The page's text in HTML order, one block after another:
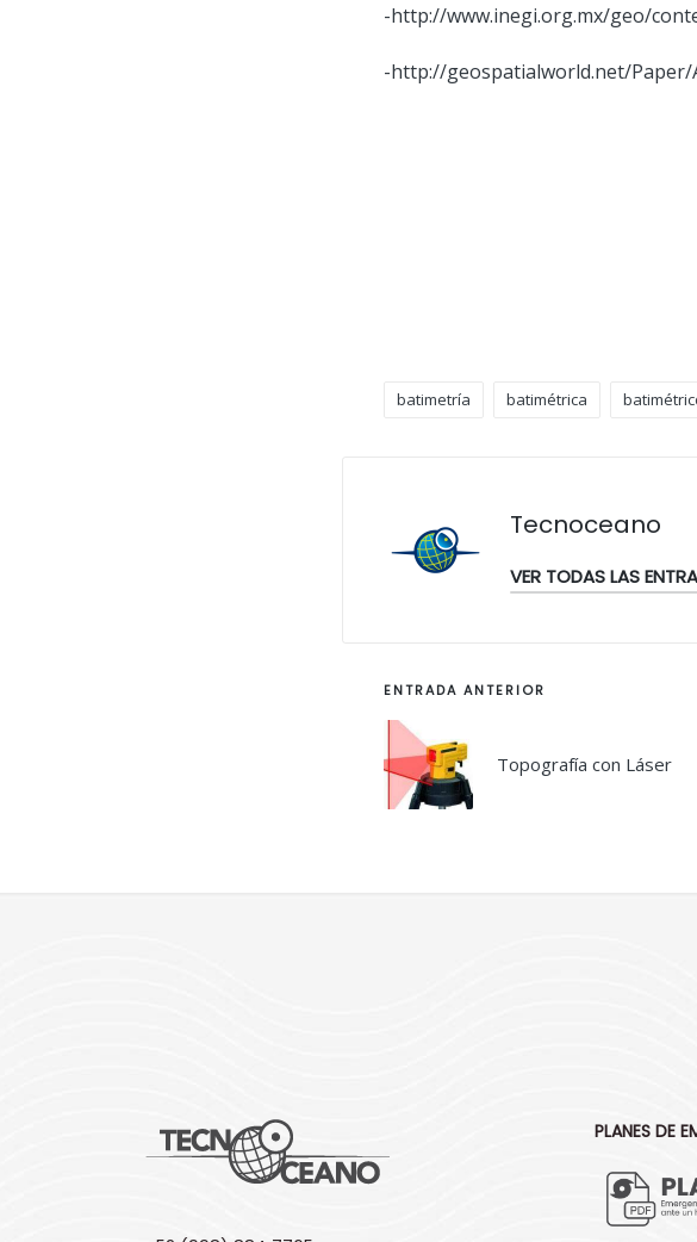
-http://www.inegi.org.mx/geo/
-http://geospatialworld.net/Paper/
Etiquetas:
batimetría batimétrica
Tecnoceano
VER TODAS LAS
Navegación
de
entradas
ENTRADA ANTERIOR
Topografía con Láser
PLANES DE